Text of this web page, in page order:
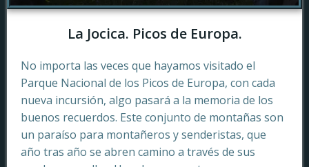
La Jocica. Picos de Europa.
No importa las veces que hayamos visitado el
Parque Nacional de los Picos de Europa, con cada
nueva incursión, algo pasará a la memoria de los
buenos recuerdos. Este conjunto de montañas son
un paraíso para montañeros y senderistas, que
año tras año se abren camino a través de sus